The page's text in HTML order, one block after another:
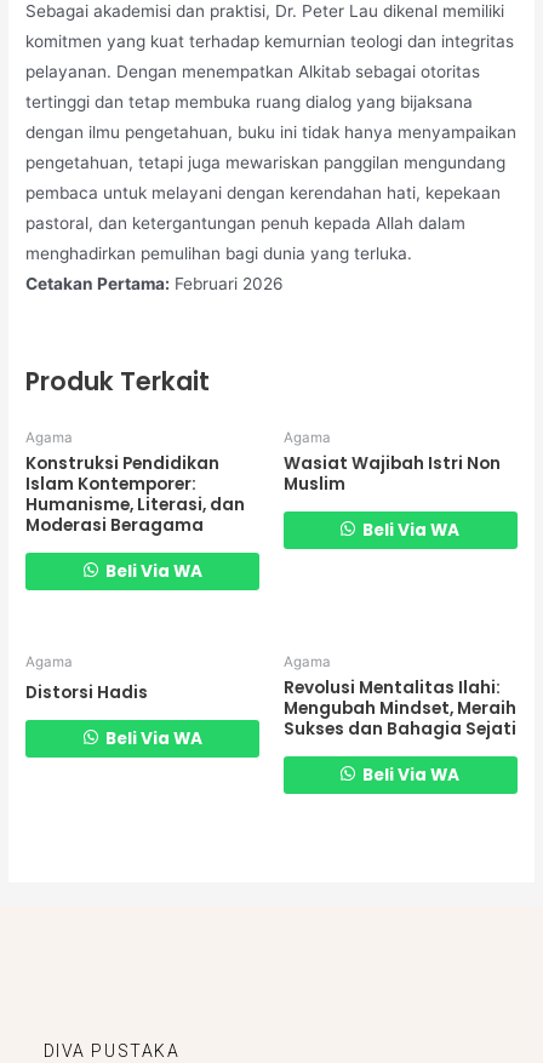
Sebagai akademisi dan praktisi, Dr. Peter Lau dikenal memiliki
komitmen yang kuat terhadap kemurnian teologi dan integritas
pelayanan. Dengan menempatkan Alkitab sebagai otoritas
tertinggi dan tetap membuka ruang dialog yang bijaksana
dengan ilmu pengetahuan, buku ini tidak hanya menyampaikan
pengetahuan, tetapi juga mewariskan panggilan mengundang
pembaca untuk melayani dengan kerendahan hati, kepekaan
pastoral, dan ketergantungan penuh kepada Allah dalam
menghadirkan pemulihan bagi dunia yang terluka.
Cetakan Pertama: Februari 2026
Produk Terkait
Agama
Konstruksi Pendidikan
Islam Kontemporer:
Humanisme, Literasi, dan
Moderasi Beragama
Beli Via WA
Agama
Wasiat Wajibah Istri Non
Muslim
Beli Via WA
Agama
Distorsi Hadis
Beli Via WA
Agama
Revolusi Mentalitas Ilahi:
Mengubah Mindset, Meraih
Sukses dan Bahagia Sejati
Beli Via WA
DIVA PUSTAKA